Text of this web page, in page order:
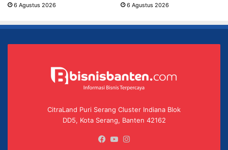
6 Agustus 2026 6 Agustus 2026
CitraLand Puri Serang Cluster Indiana Blok
DD5, Kota Serang, Banten 42162
Facebook
YouTube